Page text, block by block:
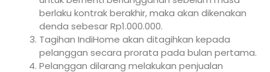
berlaku kontrak berakhir, maka akan dikenakan
denda sebesar Rp1.000.000.
Tagihan IndiHome akan ditagihkan kepada
pelanggan secara prorata pada bulan pertama.
Pelanggan dilarang melakukan penjualan